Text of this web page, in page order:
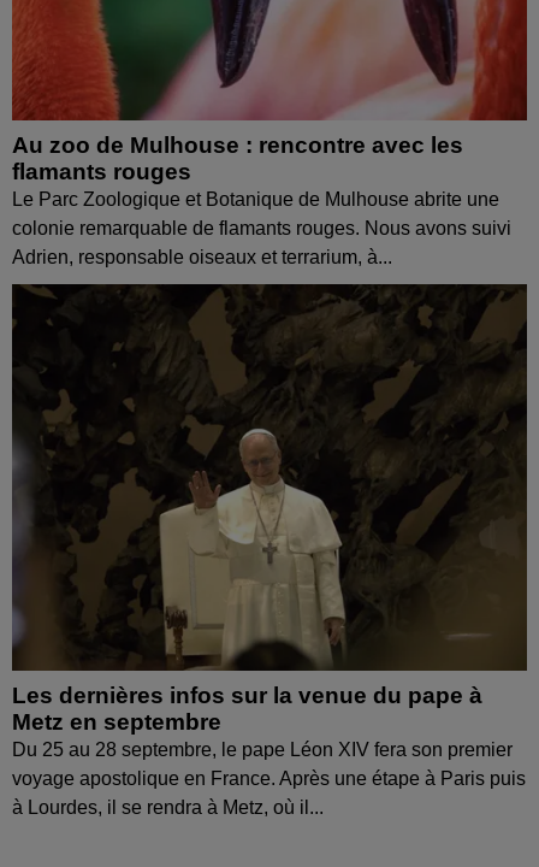
Au zoo de Mulhouse : rencontre avec les
flamants rouges
Le Parc Zoologique et Botanique de Mulhouse abrite une
colonie remarquable de flamants rouges. Nous avons suivi
Adrien, responsable oiseaux et terrarium, à...
Les dernières infos sur la venue du pape à
Metz en septembre
Du 25 au 28 septembre, le pape Léon XIV fera son premier
voyage apostolique en France. Après une étape à Paris puis
à Lourdes, il se rendra à Metz, où il...